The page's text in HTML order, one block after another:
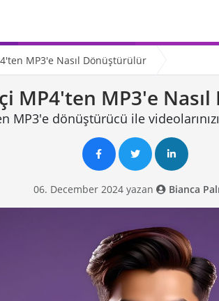
MP3'e Nasıl Dönüştürülür
MP4'ten MP3'e
MP3'e dönüştürücü ile
06. December 2024 yazan Bianca